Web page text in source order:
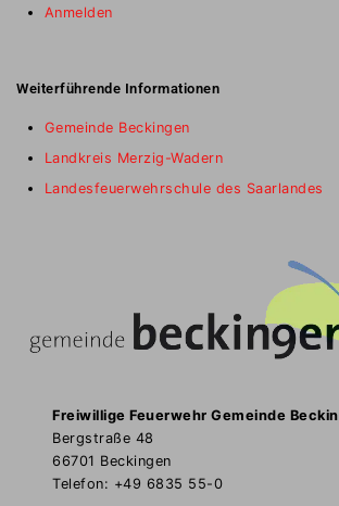
Anmelden
Weiterführende Informationen
Gemeinde Beckingen
Landkreis Merzig-Wadern
Landesfeuerwehrschule des Saarlandes
Freiwillige Feuerwehr Gemeinde
Bergstraße 48
66701 Beckingen
Telefon: +49 6835 55-0